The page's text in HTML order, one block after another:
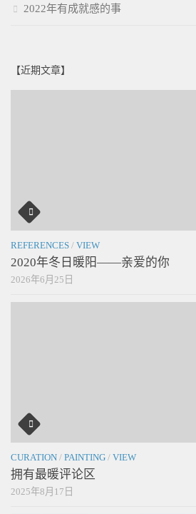
2022年有成就感的事
【近期文章】
REFERENCES / VIEW
2020年冬日暖阳——亲爱的你
2026年6月25日
CURATION / PAINTING / VIEW
拥有最暖评论区
2025年8月17日